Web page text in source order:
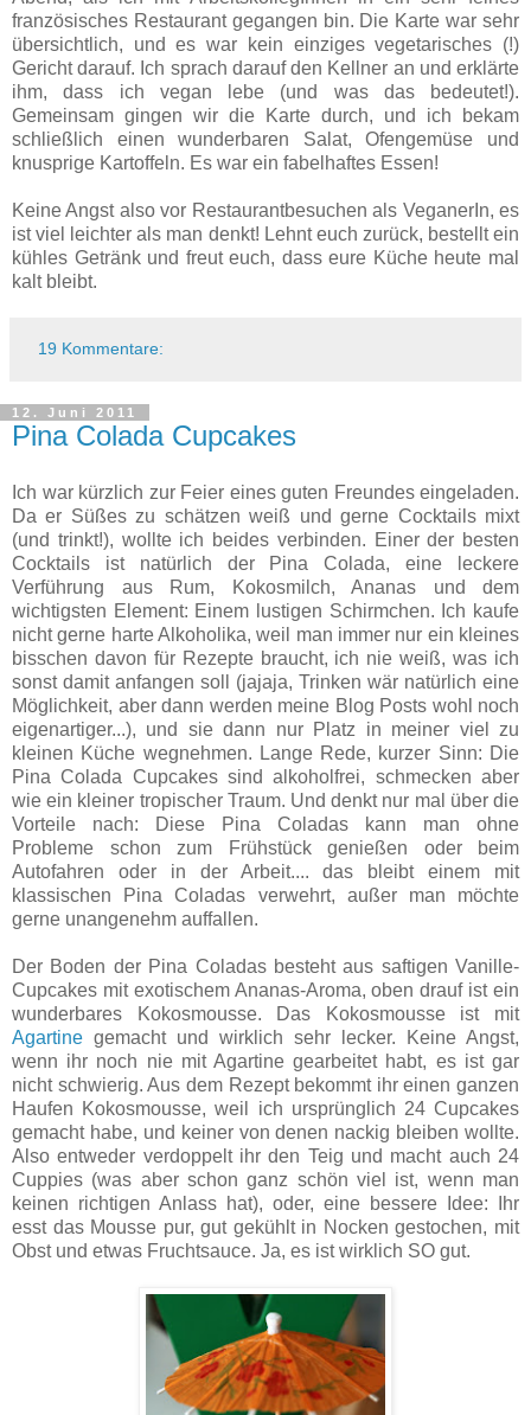
französisches Restaurant gegangen bin. Die Karte war sehr
übersichtlich, und es war kein einziges vegetarisches (!)
Gericht darauf. Ich sprach darauf den Kellner an und erklärte
ihm, dass ich vegan lebe (und was das bedeutet!).
Gemeinsam gingen wir die Karte durch, und ich bekam
schließlich einen wunderbaren Salat, Ofengemüse und
knusprige Kartoffeln. Es war ein fabelhaftes Essen!
Keine Angst also vor Restaurantbesuchen als VeganerIn, es
ist viel leichter als man denkt! Lehnt euch zurück, bestellt ein
kühles Getränk und freut euch, dass eure Küche heute mal
kalt bleibt.
19 Kommentare:
12. Juni 2011
Pina Colada Cupcakes
Ich war kürzlich zur Feier eines guten Freundes eingeladen.
Da er Süßes zu schätzen weiß und gerne Cocktails mixt
(und trinkt!), wollte ich beides verbinden. Einer der besten
Cocktails ist natürlich der Pina Colada, eine leckere
Verführung aus Rum, Kokosmilch, Ananas und dem
wichtigsten Element: Einem lustigen Schirmchen. Ich kaufe
nicht gerne harte Alkoholika, weil man immer nur ein kleines
bisschen davon für Rezepte braucht, ich nie weiß, was ich
sonst damit anfangen soll (jajaja, Trinken wär natürlich eine
Möglichkeit, aber dann werden meine Blog Posts wohl noch
eigenartiger...), und sie dann nur Platz in meiner viel zu
kleinen Küche wegnehmen. Lange Rede, kurzer Sinn: Die
Pina Colada Cupcakes sind alkoholfrei, schmecken aber
wie ein kleiner tropischer Traum. Und denkt nur mal über die
Vorteile nach: Diese Pina Coladas kann man ohne
Probleme schon zum Frühstück genießen oder beim
Autofahren oder in der Arbeit.... das bleibt einem mit
klassischen Pina Coladas verwehrt, außer man möchte
gerne unangenehm auffallen.
Der Boden der Pina Coladas besteht aus saftigen Vanille-
Cupcakes mit exotischem Ananas-Aroma, oben drauf ist ein
wunderbares Kokosmousse. Das Kokosmousse ist mit
Agartine gemacht und wirklich sehr lecker. Keine Angst,
wenn ihr noch nie mit Agartine gearbeitet habt, es ist gar
nicht schwierig. Aus dem Rezept bekommt ihr einen ganzen
Haufen Kokosmousse, weil ich ursprünglich 24 Cupcakes
gemacht habe, und keiner von denen nackig bleiben wollte.
Also entweder verdoppelt ihr den Teig und macht auch 24
Cuppies (was aber schon ganz schön viel ist, wenn man
keinen richtigen Anlass hat), oder, eine bessere Idee: Ihr
esst das Mousse pur, gut gekühlt in Nocken gestochen, mit
Obst und etwas Fruchtsauce. Ja, es ist wirklich SO gut.